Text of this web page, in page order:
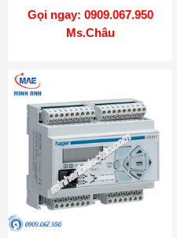
HZI910
Gọi ngay: 0909.067.950
Ms.Châu